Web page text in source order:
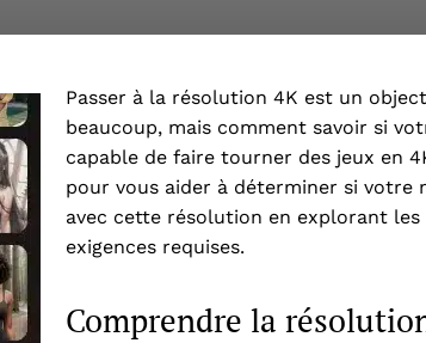
Passer à la résolution 4K est un
beaucoup, mais comment savoir si
capable de faire tourner des jeux en
pour vous aider à déterminer si votre
avec cette résolution en explorant
exigences requises.
Comprendre la